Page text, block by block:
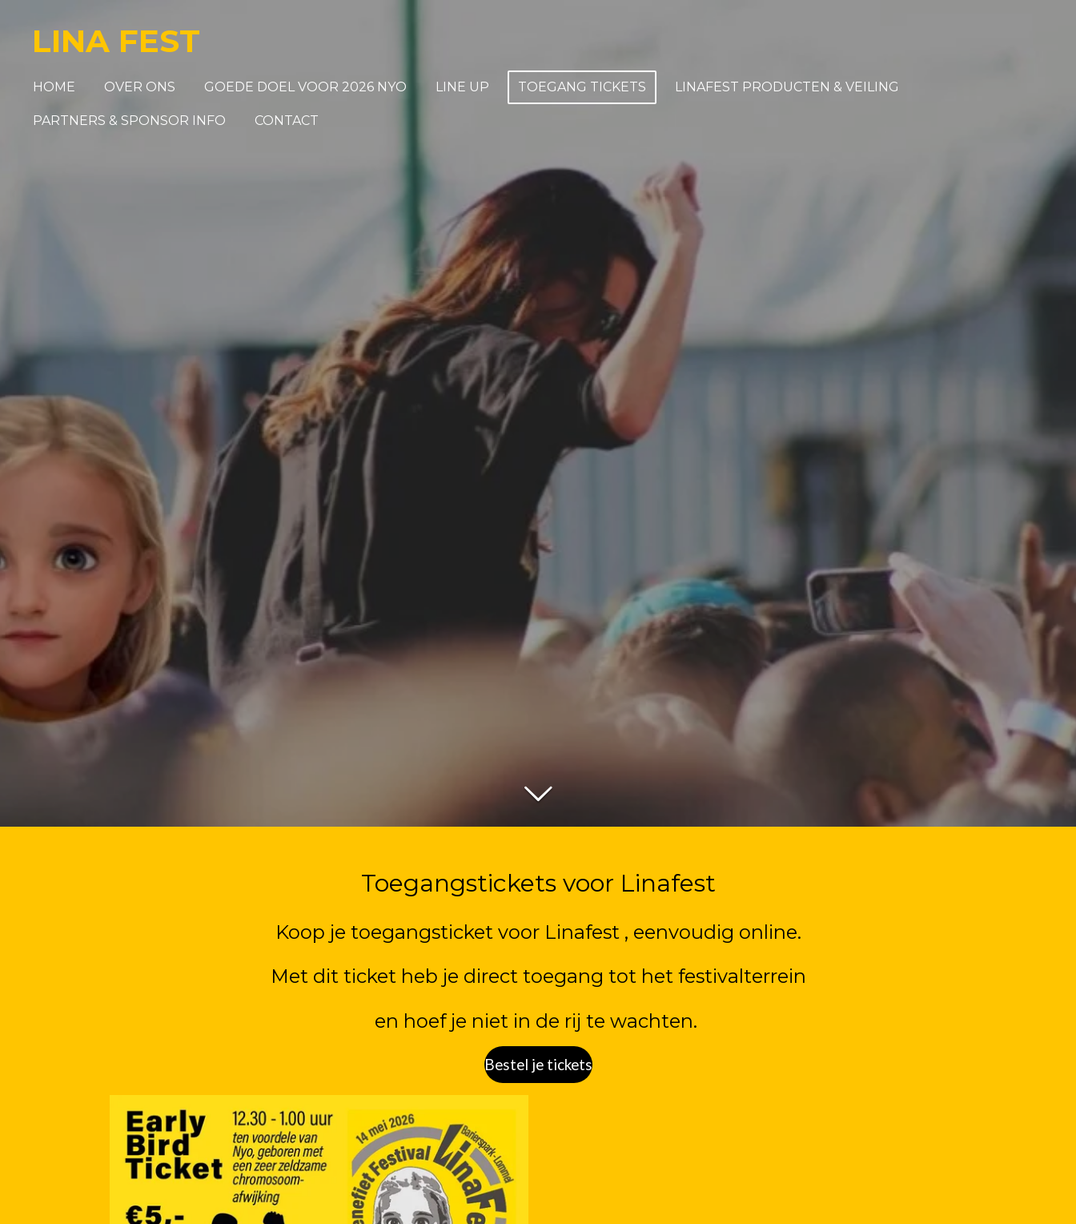
LINA FEST
HOME OVER ONS GOEDE DOEL VOOR 2026 NYO LINE UP TOEGANG TICKETS LINAFEST PRODUCTEN & VEILING
PARTNERS & SPONSOR INFO CONTACT
Toegangstickets voor Linafest
Koop je toegangsticket voor Linafest , eenvoudig online.
Met dit ticket heb je direct toegang tot het festivalterrein
en hoef je niet in de rij te wachten.
Bestel je tickets